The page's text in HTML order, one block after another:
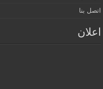
اتصل بنا
اعلان